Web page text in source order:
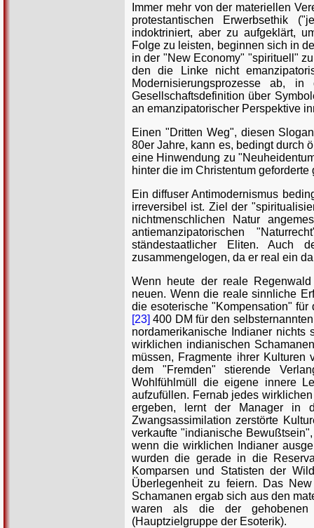
Immer mehr von der materiellen
protestantischen Erwerbsethik
indoktriniert, aber zu aufgeklärt,
Folge zu leisten, beginnen sich in
in der "New Economy" "spirituell"
den die Linke nicht
Modernisierungsprozesse ab,
Gesellschaftsdefinition über
an emanzipatorischer Perspektive
Einen "Dritten Weg", diesen
80er Jahre, kann es, bedingt durch
eine Hinwendung zu
hinter die im Christentum
Ein diffuser Antimodernismus
irreversibel ist. Ziel der
nichtmenschlichen Natur
antiemanzipatorischen
ständestaatlicher Eliten. Auch
zusammengelogen, da er real ein
Wenn heute der reale
neuen. Wenn die reale sinnliche
die esoterische "Kompensation"
[23] 400 DM für den
nordamerikanische Indianer
wirklichen indianischen
müssen, Fragmente ihrer
dem "Fremden" stierende
Wohlfühlmüll die eigene innere
aufzufüllen. Fernab jedes
ergeben, lernt der Manager in
Zwangsassimilation zerstörte
verkaufte "indianische
wenn die wirklichen Indianer
wurden die gerade in die
Komparsen und Statisten der
Überlegenheit zu feiern. Das
Schamanen ergab sich aus den
waren als die der gehobenen
(Hauptzielgruppe der Esoterik).